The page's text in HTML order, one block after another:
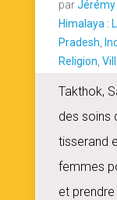
parJérémy|
Himalaya :
Pradesh
Religion
Takthok,
des soins
tisserand
femmes
et